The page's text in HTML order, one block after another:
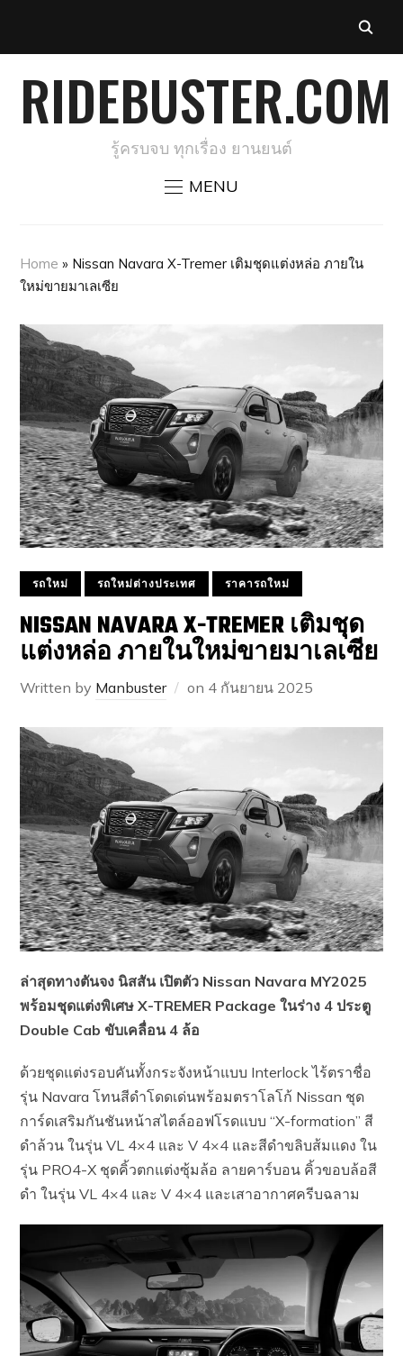
RIDEBUSTER.COM
รู้ครบจบ ทุกเรื่อง ยานยนต์
MENU
Home » Nissan Navara X-Tremer เติมชุดแต่งหล่อ ภายใน
ใหม่ขายมาเลเซีย
รถใหม่ รถใหม่ต่างประเทศ ราคารถใหม่
NISSAN NAVARA X-TREMER เติมชุด
แต่งหล่อ ภายในใหม่ขายมาเลเซีย
Written by Manbuster on 4 กันยายน 2025
ล่าสุดทางตันจง นิสสัน เปิตตัว Nissan Navara MY2025
พร้อมชุดแต่งพิเศษ X-TREMER Package ในร่าง 4 ประตู
Double Cab ขับเคลื่อน 4 ล้อ
ด้วยชุดแต่งรอบคันทั้งกระจังหน้าแบบ Interlock ไร้ตราชื่อ
รุ่น Navara โทนสีดำโดดเด่นพร้อมตราโลโก้ Nissan ชุด
การ์ดเสริมกันชันหน้าสไตล์ออฟโรดแบบ “X-formation” สี
ดำล้วน ในรุ่น VL 4×4 และ V 4×4 และสีดำขลิบส้มแดง ใน
รุ่น PRO4-X ชุดคิ้วตกแต่งซุ้มล้อ ลายคาร์บอน คิ้วขอบล้อสี
ดำ ในรุ่น VL 4×4 และ V 4×4 และเสาอากาศครีบฉลาม